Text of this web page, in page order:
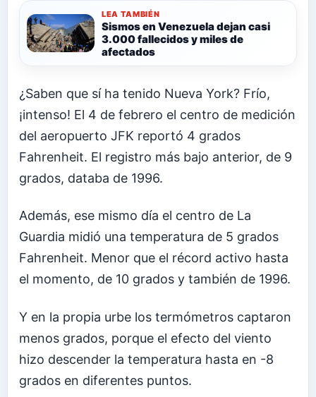
LEA TAMBIÉN
Sismos en Venezuela dejan casi
3.000 fallecidos y miles de
afectados
¿Saben que sí ha tenido Nueva York? Frío,
¡intenso! El 4 de febrero el centro de medición
del aeropuerto JFK reportó 4 grados
Fahrenheit. El registro más bajo anterior, de 9
grados, databa de 1996.
Además, ese mismo día el centro de La
Guardia midió una temperatura de 5 grados
Fahrenheit. Menor que el récord activo hasta
el momento, de 10 grados y también de 1996.
Y en la propia urbe los termómetros captaron
menos grados, porque el efecto del viento
hizo descender la temperatura hasta en -8
grados en diferentes puntos.